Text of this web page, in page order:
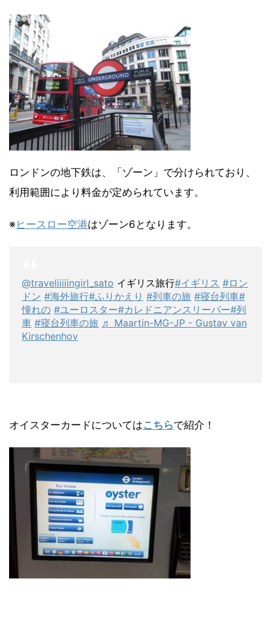
ロンドンの地下鉄は、「ゾーン」で分けられており、
利用範囲により料金が定められています。
※ ヒースロー空港はゾーン6となります。
@traveliiiiingirl_sato イギリス旅行#イギリス #ロン
ドン #海外旅行#ふりかえり #列車の旅 #寝台列車#
憧れの #ユーロスター#カレドニアンスリーパー#列
車 #寝台列車の旅 ♬ Maartin-MG-JP - Gustav van
Kirschenhov
オイスターカードについてはこちらで紹介！